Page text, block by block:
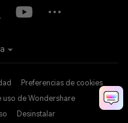
Preferencias de cookies
uso de Wondershare
Desinstalar